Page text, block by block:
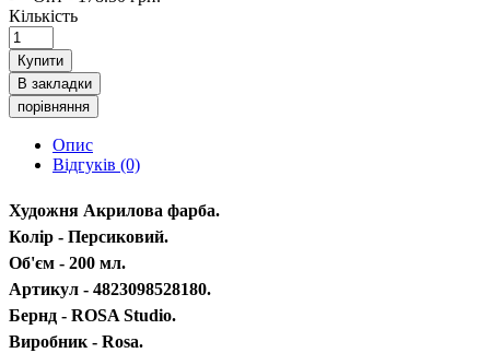
Кількість
Купити
В закладки
порівняння
Опис
Відгуків (0)
Художня Акрилова фарба.
Колір - Персиковий.
Об'єм - 200 мл.
Артикул - 4823098528180.
Бернд - ROSA Studio.
Виробник - Rosa.